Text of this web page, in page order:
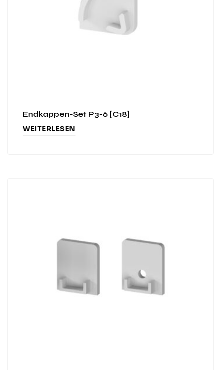
Endkappen-Set P3-6 [C18]
WEITERLESEN